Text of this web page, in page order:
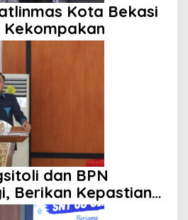
Kota Bekasi
Kekompakan
dan BPN
Berikan Kepastian